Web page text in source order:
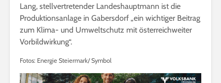
Lang, stellvertretender Landeshauptmann ist die
Produktionsanlage in Gabersdorf „ein wichtiger Beitrag
zum Klima- und Umweltschutz mit österreichweiter
Vorbildwirkung“.
Fotos: Energie Steiermark/ Symbol